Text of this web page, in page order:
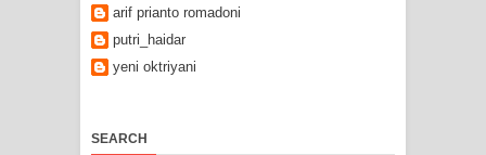
arif prianto romadoni
putri_haidar
yeni oktriyani
SEARCH